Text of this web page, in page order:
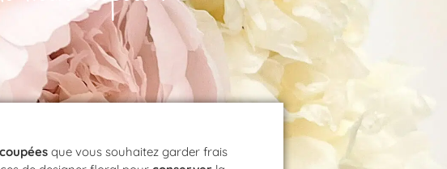
que vous souhaitez garder frais